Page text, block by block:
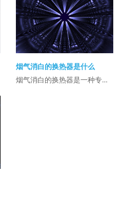
烟气消白的换热器是什么
烟气消白的换热器是一种专门用于降低烟气中水蒸气含量和温度的设备，其主要目的是减少 ...